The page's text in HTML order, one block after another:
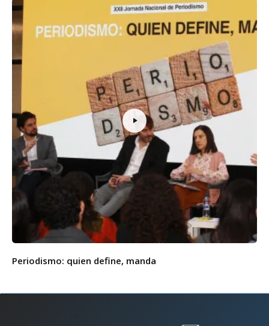
Periodismo: quien define, manda